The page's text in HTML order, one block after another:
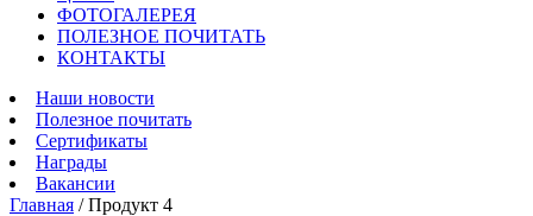
ФОТОГАЛЕРЕЯ
ПОЛЕЗНОЕ ПОЧИТАТЬ
КОНТАКТЫ
Наши новости
Полезное почитать
Сертификаты
Награды
Вакансии
Главная /Продукт 4